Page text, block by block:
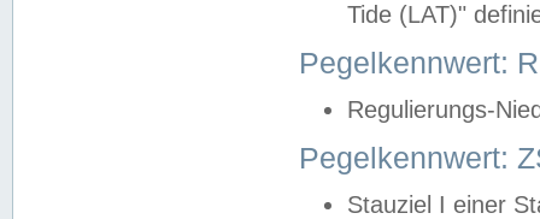
Tide (LAT)"
Pegelkennwert:
Regulierungs-
Pegelkennwert:
Stauziel I einer